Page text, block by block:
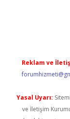
Reklam ve
Yasal Uyarı:
ve İletişim